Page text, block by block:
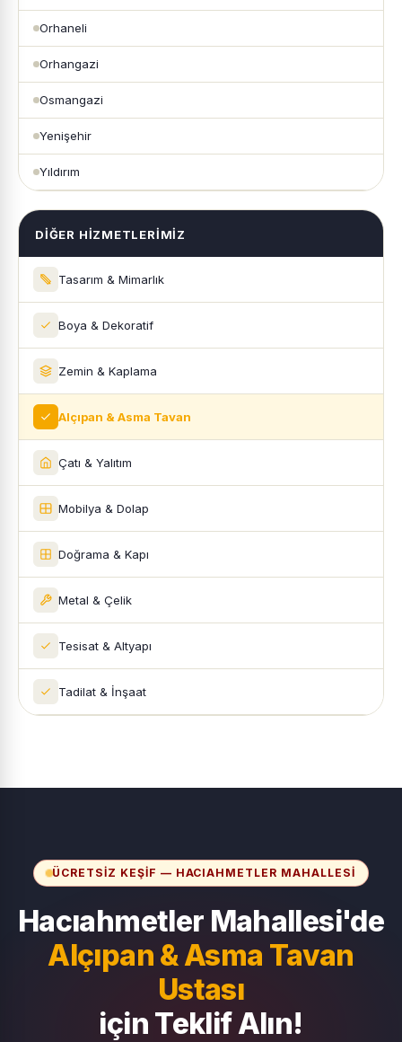
Orhaneli
Orhangazi
Osmangazi
Yenişehir
Yıldırım
DIĞER HIZMETLERIMIZ
Tasarım & Mimarlık
Boya & Dekoratif
Zemin & Kaplama
Alçıpan & Asma Tavan
Çatı & Yalıtım
Mobilya & Dolap
Doğrama & Kapı
Metal & Çelik
Tesisat & Altyapı
Tadilat & İnşaat
ÜCRETSIZ KEŞIF — HACIAHMETLER MAHALLESI
Hacıahmetler Mahallesi'de
Alçıpan & Asma Tavan
Ustası
için Teklif Alın!